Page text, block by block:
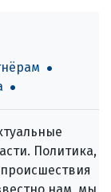
Политика,